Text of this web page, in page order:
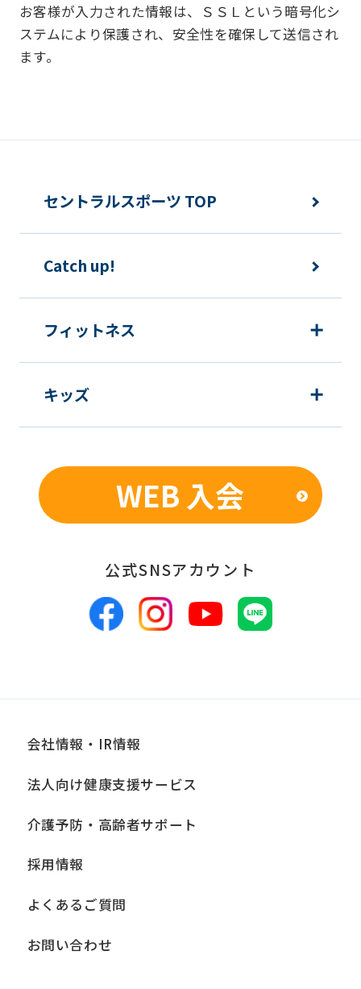
お客様からお預かりした個人情報は、以
下の目的で使用させて頂きます。また、
違法または不当な行為を助長し、または
ご利用上の諸連絡や利用状況の確認の
む）等、新商品・サービスの立案・開
発・実施のため
新商品・サービスやイベント情報を含
個人を特定できないよう加工したうえ
での統計的なデータの作成、活用、公
■個人情報の管理
報は、適切かつ慎重に管理し、漏洩、改
ざん、紛失等がないよう適正な管理に努
めます。当社において安全管理のために
講じている措置の内容については、本プ
■個人情報の開示
当社は、お客様からお預かりした個人情
報は、正当な理由がある場合を除き、ご
しません。ただし、法令により当社がお
る場合、あらかじめ当社との間で秘密保
持契約を締結している業務委託先、およ
お客様が入力された情報は、ＳＳＬという暗号化シ
ステムにより保護され、安全性を確保して送信され
ます。
セントラルスポーツ TOP
Catch up!
フィットネス
キッズ
WEB 入会
公式SNSアカウント
会社情報・IR情報
法人向け健康支援サービス
介護予防・高齢者サポート
採用情報
よくあるご質問
お問い合わせ